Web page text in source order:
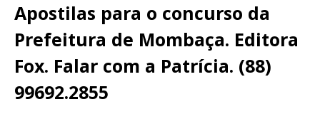
Apostilas para o concurso da
Prefeitura de Mombaça. Editora
Fox. Falar com a Patrícia. (88)
99692.2855